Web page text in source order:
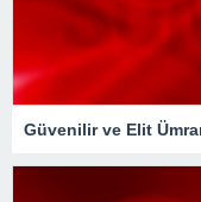
Güvenilir ve Elit